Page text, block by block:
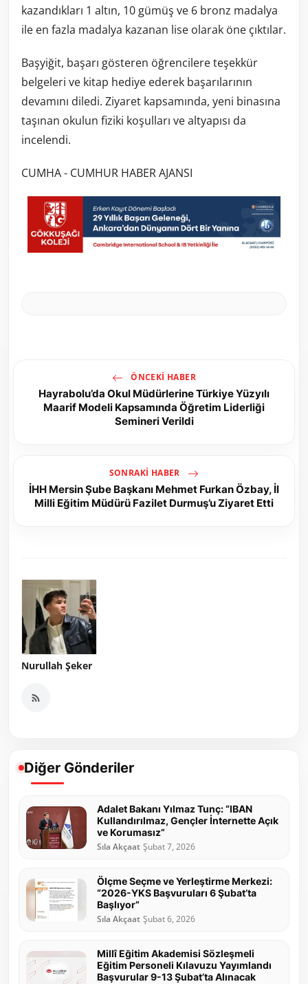
kazandıkları 1 altın, 10 gümüş ve 6 bronz madalya
ile en fazla madalya kazanan lise olarak öne çıktılar.
Başyiğit, başarı gösteren öğrencilere teşekkür
belgeleri ve kitap hediye ederek başarılarının
devamını diledi. Ziyaret kapsamında, yeni binasına
taşınan okulun fiziki koşulları ve altyapısı da
incelendi.
CUMHA - CUMHUR HABER AJANSI
ÖNCEKI HABER
Hayrabolu’da Okul Müdürlerine Türkiye Yüzyılı
Maarif Modeli Kapsamında Öğretim Liderliği
Semineri Verildi
SONRAKI HABER
İHH Mersin Şube Başkanı Mehmet Furkan Özbay, İl
Milli Eğitim Müdürü Fazilet Durmuş’u Ziyaret Etti
Nurullah Şeker
Diğer Gönderiler
Adalet Bakanı Yılmaz Tunç: “IBAN
Kullandırılmaz, Gençler İnternette Açık
ve Korumasız”
Sıla Akçaat Şubat 7, 2026
Ölçme Seçme ve Yerleştirme Merkezi:
“2026-YKS Başvuruları 6 Şubat’ta
Başlıyor”
Sıla Akçaat Şubat 6, 2026
Millî Eğitim Akademisi Sözleşmeli
Eğitim Personeli Kılavuzu Yayımlandı
Başvurular 9-13 Şubat’ta Alınacak